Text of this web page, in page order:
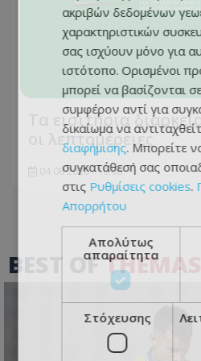
Τα εισιτήρια
οι λεπτομέρειες
04.08.2026 - 10:08
BEST OF
ακριβών δεδομένων
χαρακτηριστικών
σας ισχύουν μόνο για
ιστότοπο. Ορισμένοι
μπορεί να βασίζονται
συμφέρον αντί για
δικαίωμα να
διαφήμισης. Μπορείτε
συγκατάθεσή σας
στις Ρυθμίσεις cookies.
Απορρήτου
Απολύτως
απαραίτητα
Στόχευσης